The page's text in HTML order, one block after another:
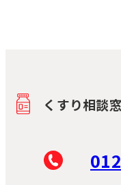
くすり相談